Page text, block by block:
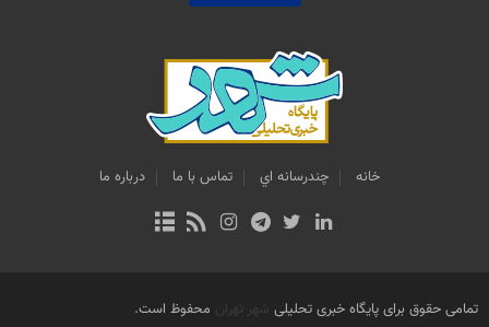
خانه چندرسانه اي تماس با ما درباره ما
تمامی حقوق برای پایگاه خبری تحلیلی شهر تهران محفوظ است.